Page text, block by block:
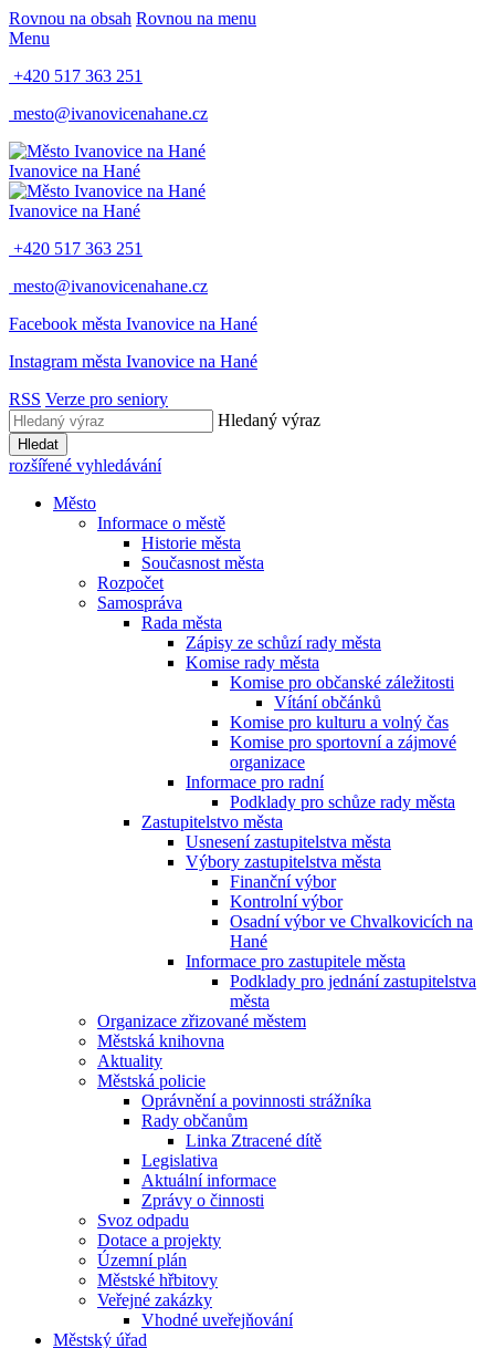
Rovnou na obsah Rovnou na menu
Menu
+420 517 363 251
mesto@ivanovicenahane.cz
Ivanovice na Hané
Ivanovice na Hané
+420 517 363 251
mesto@ivanovicenahane.cz
Facebook města Ivanovice na Hané
Instagram města Ivanovice na Hané
RSS Verze pro seniory
Hledaný výraz
Hledat
rozšířené vyhledávání
Město
Informace o městě
Historie města
Současnost města
Rozpočet
Samospráva
Rada města
Zápisy ze schůzí rady města
Komise rady města
Komise pro občanské záležitosti
Vítání občánků
Komise pro kulturu a volný čas
Komise pro sportovní a zájmové
organizace
Informace pro radní
Podklady pro schůze rady města
Zastupitelstvo města
Usnesení zastupitelstva města
Výbory zastupitelstva města
Finanční výbor
Kontrolní výbor
Osadní výbor ve Chvalkovicích na
Hané
Informace pro zastupitele města
Podklady pro jednání zastupitelstva
města
Organizace zřizované městem
Městská knihovna
Aktuality
Městská policie
Oprávnění a povinnosti strážníka
Rady občanům
Linka Ztracené dítě
Legislativa
Aktuální informace
Zprávy o činnosti
Svoz odpadu
Dotace a projekty
Územní plán
Městské hřbitovy
Veřejné zakázky
Vhodné uveřejňování
Městský úřad